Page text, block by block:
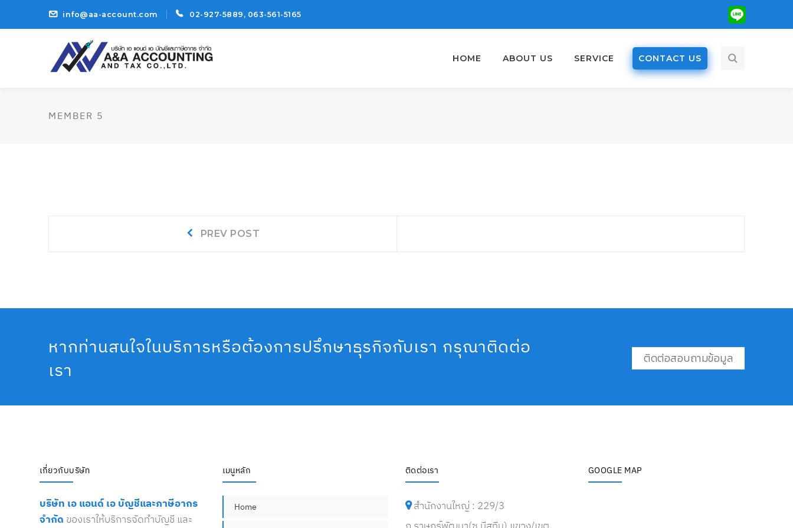
info@aa-account.com 02-927-5889, 063-561-5165
HOME ABOUT US SERVICE CONTACT US
MEMBER 5
PREV POST
หากท่านสนใจในบริการหรือต้องการปรึกษาธุรกิจกับเรา กรุณาติดต่อ
เรา
ติดต่อสอบถามข้อมูล
เกี่ยวกับบริษัท
บริษัท เอ แอนด์ เอ บัญชีและภาษีอากร
จำกัด ของเราให้บริการจัดทำบัญชี และ
เมนูหลัก
Home
ติดต่อเรา
สำนักงานใหญ่ : 229/3
GOOGLE MAP